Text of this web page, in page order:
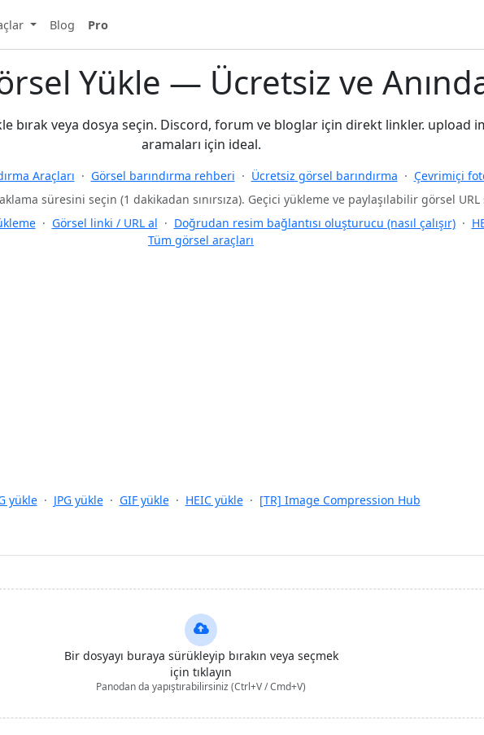
Blog Pro
Yükle — Ücretsiz ve
bırak veya dosya seçin. Discord, forum ve bloglar için direkt linkler. upload
aramaları için ideal.
Araçları · Görsel barındırma rehberi · Ücretsiz görsel barındırma · Çevrimiçi
süresini seçin (1 dakikadan sınırsıza). Geçici yükleme ve paylaşılabilir görsel URL
· Görsel linki / URL al · Doğrudan resim bağlantısı oluşturucu (nasıl çalışır) ·
Tüm görsel araçları
yükle · JPG yükle · GIF yükle · HEIC yükle · [TR] Image Compression Hub
Bir dosyayı buraya sürükleyip bırakın veya seçmek
için tıklayın
Panodan da yapıştırabilirsiniz (Ctrl+V / Cmd+V)